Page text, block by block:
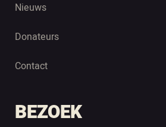
Nieuws
Donateurs
Contact
BEZOEK